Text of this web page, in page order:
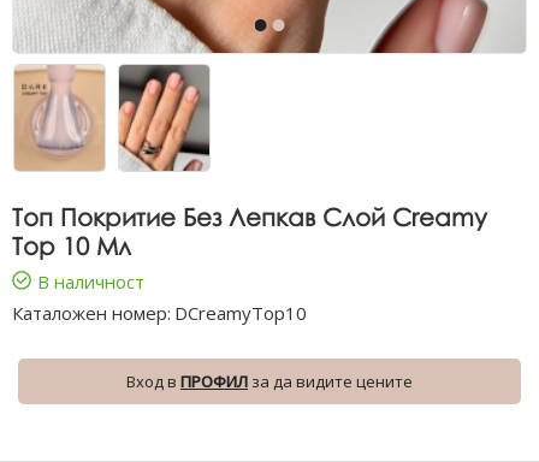
Топ Покритие Без Лепкав Слой Creamy
Top 10 Мл
В наличност
Каталожен номер: DCreamyTop10
Вход в ПРОФИЛ за да видите цените